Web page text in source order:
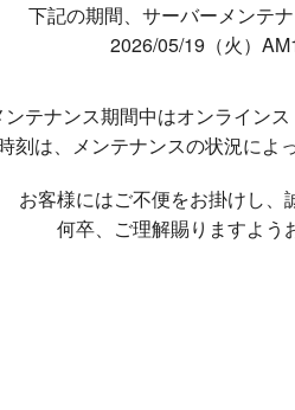
下記の期間、サーバーメンテ
2026/05/19（火）
ンテナンス期間中はオンラインス
刻は、メンテナンスの状況によ
お客様にはご不便をお掛けし、
何卒、ご理解賜りますよう